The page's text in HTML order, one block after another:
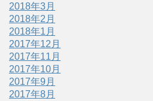
2018年3月
2018年2月
2018年1月
2017年12月
2017年11月
2017年10月
2017年9月
2017年8月